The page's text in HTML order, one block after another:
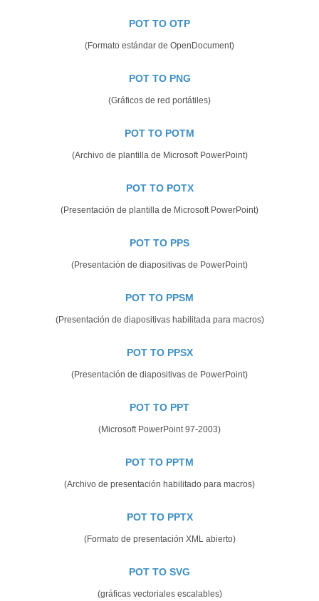
POT TO OTP
(Formato estándar de OpenDocument)
POT TO PNG
(Gráficos de red portátiles)
POT TO POTM
(Archivo de plantilla de Microsoft PowerPoint)
POT TO POTX
(Presentación de plantilla de Microsoft PowerPoint)
POT TO PPS
(Presentación de diapositivas de PowerPoint)
POT TO PPSM
(Presentación de diapositivas habilitada para macros)
POT TO PPSX
(Presentación de diapositivas de PowerPoint)
POT TO PPT
(Microsoft PowerPoint 97-2003)
POT TO PPTM
(Archivo de presentación habilitado para macros)
POT TO PPTX
(Formato de presentación XML abierto)
POT TO SVG
(gráficas vectoriales escalables)